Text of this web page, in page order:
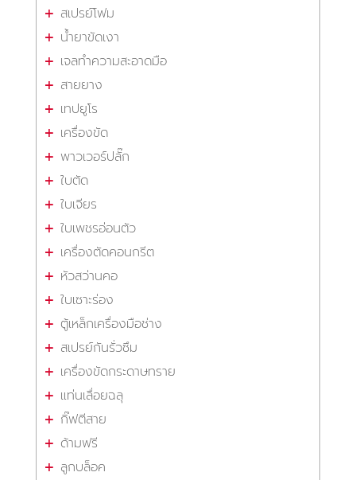
สเปรย์โฟม
น้ำยาขัดเงา
เจลทำความสะอาดมือ
สายยาง
เทปยูโร
เครื่องขัด
พาวเวอร์ปลั๊ก
ใบตัด
ใบเจียร
ใบเพชรอ่อนตัว
เครื่องตัดคอนกรีต
หัวสว่านคอ
ใบเซาะร่อง
ตู้เหล็กเครื่องมือช่าง
สเปรย์กันรั่วซึม
เครื่องขัดกระดาษทราย
แท่นเลื่อยฉลุ
กิ๊ฟตีสาย
ด้ามฟรี
ลูกบล็อค